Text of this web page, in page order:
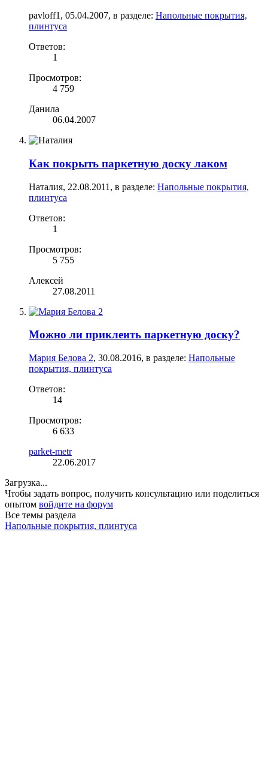
pavloff1 , 05.04.2007, в разделе: Напольные покрытия,
плинтуса
Ответов:
1
Просмотров:
4 759
Данила
06.04.2007
Как покрыть паркетную доску лаком
Наталия, 22.08.2011 , в разделе: Напольные покрытия,
плинтуса
Ответов:
1
Просмотров:
5 755
Алексей
27.08.2011
Можно ли приклеить паркетную доску?
Мария Белова 2, 30.08.2016, в разделе: Напольные
покрытия, плинтуса
Ответов:
14
Просмотров:
6 633
parket-metr
22.06.2017
Загрузка...
Чтобы задать вопрос, получить консультацию или поделиться
опытом войдите на форум
Все темы раздела
Напольные покрытия, плинтуса